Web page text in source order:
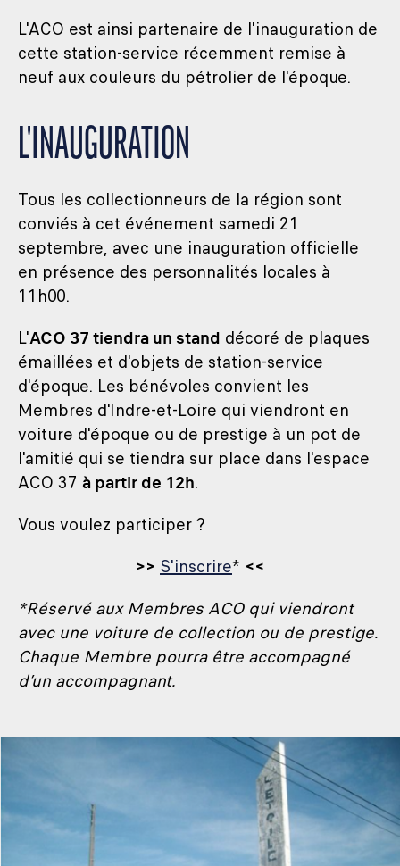
L'ACO est ainsi partenaire de l'inauguration de
cette station-service récemment remise à
neuf aux couleurs du pétrolier de l'époque.
L'INAUGURATION
Tous les collectionneurs de la région sont
conviés à cet événement samedi 21
septembre, avec une inauguration officielle
en présence des personnalités locales à
11h00.
L'ACO 37 tiendra un stand décoré de plaques
émaillées et d'objets de station-service
d'époque. Les bénévoles convient les
Membres d'Indre-et-Loire qui viendront en
voiture d'époque ou de prestige à un pot de
l'amitié qui se tiendra sur place dans l'espace
ACO 37 à partir de 12h.
Vous voulez participer ?
>> S'inscrire* <<
*Réservé aux Membres ACO qui viendront
avec une voiture de collection ou de prestige.
Chaque Membre pourra être accompagné
d’un accompagnant.